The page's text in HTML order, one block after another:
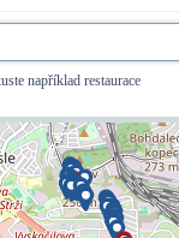
například restaurace